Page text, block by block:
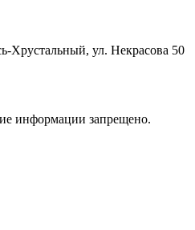
Хрустальный, ул. Некрасова 50
информации запрещено.